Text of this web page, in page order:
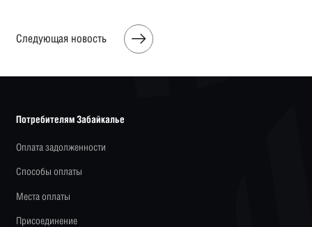
Следующая новость
Потребителям Забайкалье
Оплата задолженности
Способы оплаты
Места оплаты
Присоединение